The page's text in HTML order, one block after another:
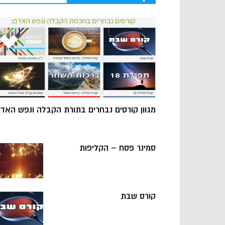
מגוון קורסים נבחרים בתורת הקבלה ונפש
סמינר פסח – הקליפות
קורס שבת